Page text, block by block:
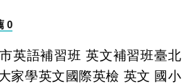
0
英語補習班 英文補習班臺北
家學英文國際英檢 英文 國小